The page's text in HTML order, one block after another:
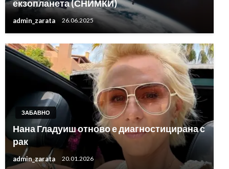
екзопланета (СНИМКИ)
admin_zarata 26.06.2025
ЗАБАВНО
Нана Гладуиш отново е диагностицирана с
рак
admin_zarata 20.01.2026